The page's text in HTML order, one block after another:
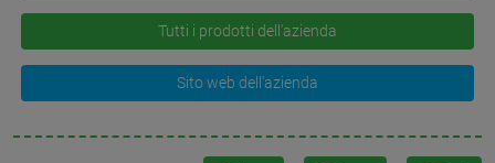
Tutti i prodotti dell'azienda
Sito web dell'azienda